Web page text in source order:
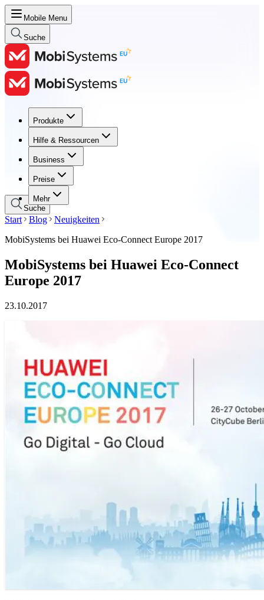
Mobile Menu
Suche
Produkte
Hilfe & Ressourcen
Business
Preise
Mehr
Produkte
Hilfe & Ressourcen
Business
Preise
Suche
Start Blog
Neuigkeiten
MobiSystems bei Huawei Eco-Connect Europe 2017
MobiSystems bei Huawei Eco-Connect
Europe 2017
23.10.2017